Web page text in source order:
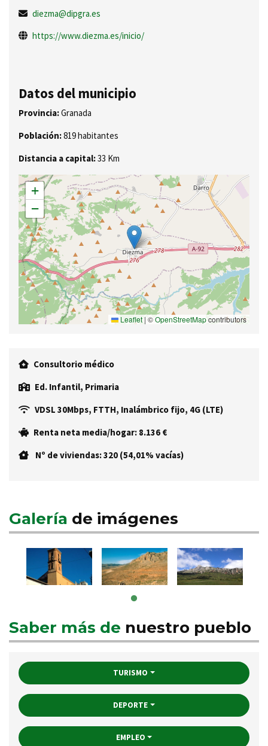
diezma@dipgra.es
https://www.diezma.es/inicio/
Datos del municipio
Provincia:Granada
Población:819 habitantes
Distancia a capital:33 Km
+
−
Leaflet | ©OpenStreetMapcontributors
Consultorio médico
Ed. Infantil, Primaria
VDSL 30Mbps, FTTH, Inalámbrico fijo, 4G (LTE)
Renta neta media/hogar: 8.136 €
Nº de viviendas: 320 (54,01% vacías)
Galería de imágenes
Saber más de nuestro pueblo
TURISMO
DEPORTE
EMPLEO